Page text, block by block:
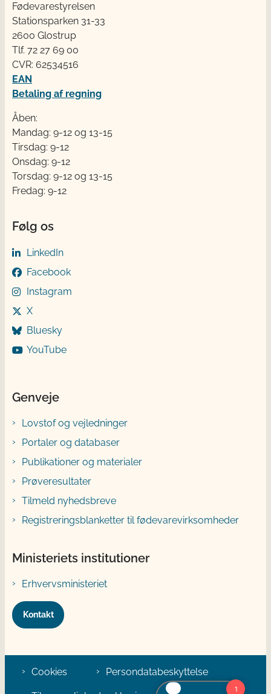
Fødevarestyrelsen
Stationsparken 31-33
2600 Glostrup
Tlf. 72 2​​​7 69 00
CVR: 62534516
EAN
Betaling af regning
Åben:
Mandag: 9-12 og 13-15
Tirsdag: 9-12
Onsdag: 9-12
Torsdag: 9-12 og 13-15
Fredag: 9-12
Følg os
LinkedIn
Facebook
Instagram
X
Bluesky
YouTube
Genveje
Lovstof og vejledninger
Portaler og databaser
Publikationer og materialer
Prøveresultater
Tilmeld nyhedsbreve
Registreringsblanketter til fødevarevirksomheder
Ministeriets institutioner
Erhvervsministeriet
Kontakt
Cookies Persondatabeskyttelse